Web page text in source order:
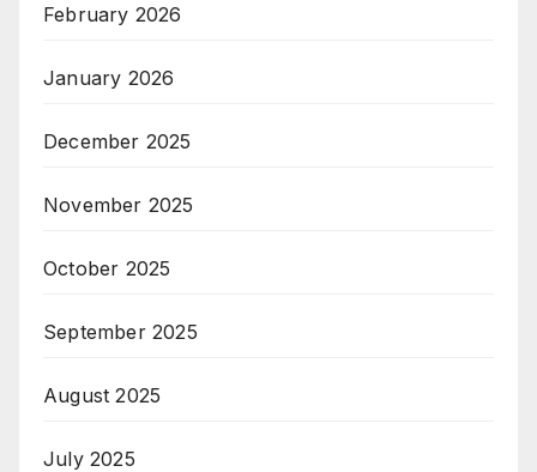
February 2026
January 2026
December 2025
November 2025
October 2025
September 2025
August 2025
July 2025